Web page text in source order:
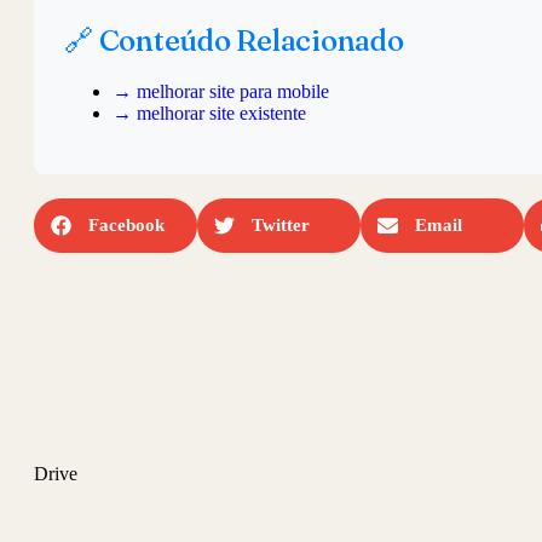
🔗 Conteúdo Relacionado
→ melhorar site para mobile
→ melhorar site existente
Facebook Twitter Email
Drive